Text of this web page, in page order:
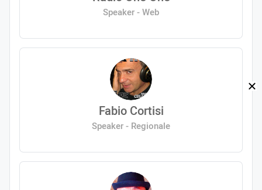
Speaker - Web
Fabio Cortisi
Speaker - Regionale